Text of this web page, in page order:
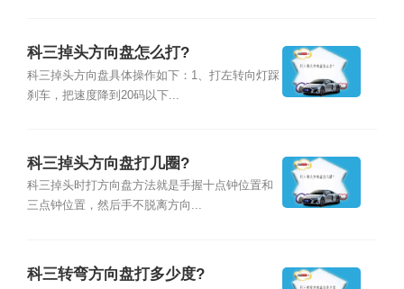
科三掉头方向盘怎么打?
科三掉头方向盘具体操作如下：1、打左转向灯踩
刹车，把速度降到20码以下...
科三掉头方向盘打几圈?
科三掉头时打方向盘方法就是手握十点钟位置和
三点钟位置，然后手不脱离方向...
科三转弯方向盘打多少度?